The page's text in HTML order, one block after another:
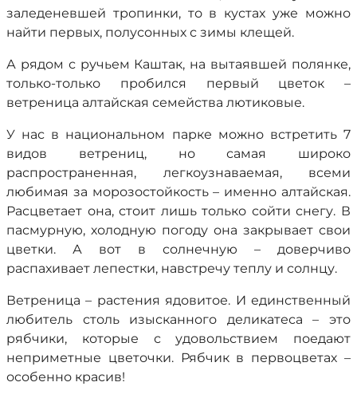
заледеневшей тропинки, то в кустах уже можно
найти первых, полусонных с зимы клещей.
А рядом с ручьем Каштак, на вытаявшей полянке,
только-только пробился первый цветок –
ветреница алтайская семейства лютиковые.
У нас в национальном парке можно встретить 7
видов ветрениц, но самая широко
распространенная, легкоузнаваемая, всеми
любимая за морозостойкость – именно алтайская.
Расцветает она, стоит лишь только сойти снегу. В
пасмурную, холодную погоду она закрывает свои
цветки. А вот в солнечную – доверчиво
распахивает лепестки, навстречу теплу и солнцу.
Ветреница – растения ядовитое. И единственный
любитель столь изысканного деликатеса – это
рябчики, которые с удовольствием поедают
неприметные цветочки. Рябчик в первоцветах –
особенно красив!